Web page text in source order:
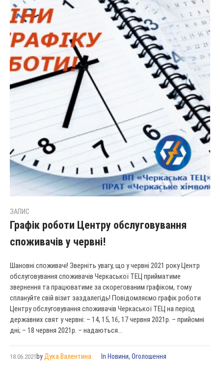
ЗАПИС
Графік роботи Центру обслуговування
споживачів у червні!
Шановні споживачі! Зверніть увагу, що у червні 2021 року Центр
обслуговування споживачів Черкаської ТЕЦ прийматиме
звернення та працюватиме за скорегованим графіком, тому
сплануйте свій візит заздалегідь! Повідомляємо графік роботи
Центру обслуговування споживачів Черкаської ТЕЦ на період
державних свят у червні: – 14, 15, 16, 17 червня 2021р. – прийомні
дні; – 18 червня 2021р. – надаються...
18.06.2021 by Дука Валентина In Новини, Оголошення